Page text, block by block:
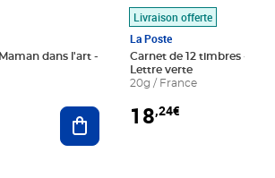
dans l'art -
Ajouter au panier
Livraison offerte
La Poste
Carnet de 12 timbres - Le
Lettre verte
20g / France
18,24€